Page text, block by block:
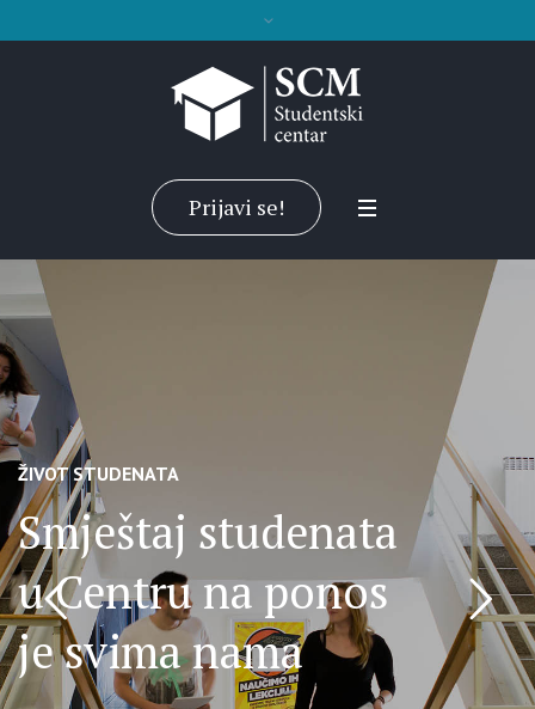
Prijavi se!
ŽIVOT STUDENATA
Smještaj studenata
u Centru na ponos
je svima nama